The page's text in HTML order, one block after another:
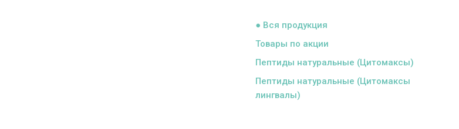
● Вся продукция
Товары по акции
Пептиды натуральные (Цитомаксы)
Пептиды натуральные (Цитомаксы
лингвалы)